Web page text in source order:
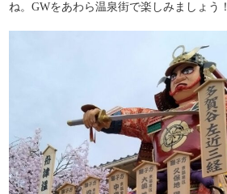
ね。GWをあわら温泉街で楽しみましょう！